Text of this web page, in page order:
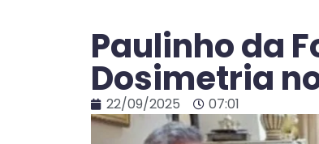
Paulinho da
Dosimetria
22/09/2025 07:01